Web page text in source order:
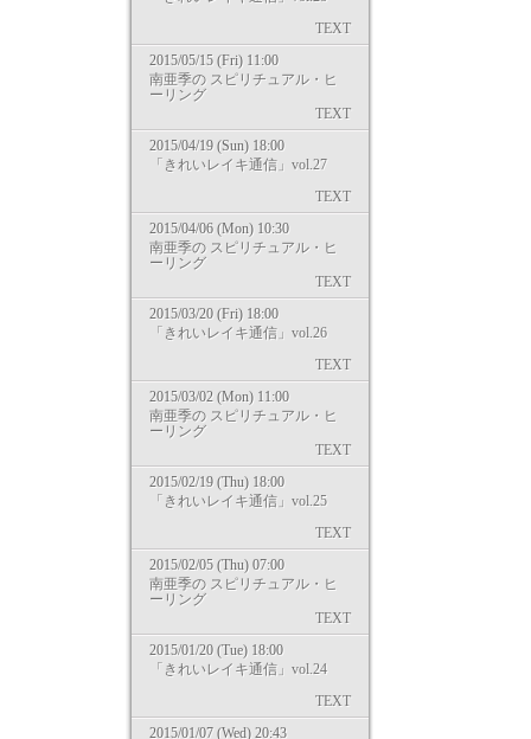
TEXT
2015/05/15 (Fri) 11:00
南亜季の スピリチュアル・ヒ
ーリング
TEXT
2015/04/19 (Sun) 18:00
「きれいレイキ通信」vol.27
TEXT
2015/04/06 (Mon) 10:30
南亜季の スピリチュアル・ヒ
ーリング
TEXT
2015/03/20 (Fri) 18:00
「きれいレイキ通信」vol.26
TEXT
2015/03/02 (Mon) 11:00
南亜季の スピリチュアル・ヒ
ーリング
TEXT
2015/02/19 (Thu) 18:00
「きれいレイキ通信」vol.25
TEXT
2015/02/05 (Thu) 07:00
南亜季の スピリチュアル・ヒ
ーリング
TEXT
2015/01/20 (Tue) 18:00
「きれいレイキ通信」vol.24
TEXT
2015/01/07 (Wed) 20:43